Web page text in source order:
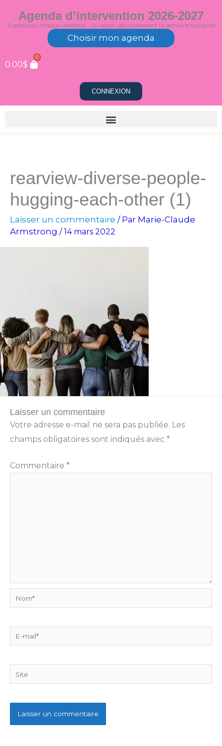
au
Agenda d’intervention 2026-2027
Expédition chaque vendredi · Livraison généralement la semaine suivante
Choisir mon agenda
0.00$
0
CONNEXION
rearview-diverse-people-
hugging-each-other (1)
Laisser un commentaire / Par Marie-Claude
Armstrong /14 mars 2022
Laisser un commentaire
Votre adresse e-mail ne sera pas publiée. Les
champs obligatoires sont indiqués avec *
Commentaire *
Nom*
E-
mail*
Site